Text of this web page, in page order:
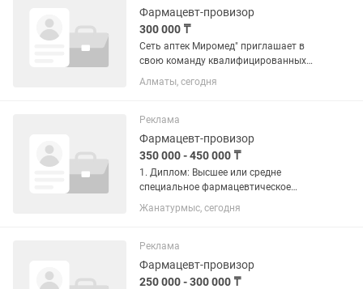
Фармацевт-провизор
300 000 ₸
Сеть аптек Миромед" приглашает в
свою команду квалифицированных
ФАРМАЦЕВТОВ! В ваши обязанности
будет входить: Консультирование
препаратам. Продажа лекарственных...
Алматы, сегодня
Реклама
Фармацевт-провизор
350 000 - 450 000 ₸
1. Диплом: Высшее или средне
специальное фармацевтическое
образование (бокалавр/магистр по
специальности “фармация») 2.
квалификации за последние 5 лет 4.
Сертификат...
Жанатурмыс, сегодня
Реклама
Фармацевт-провизор
250 000 - 300 000 ₸